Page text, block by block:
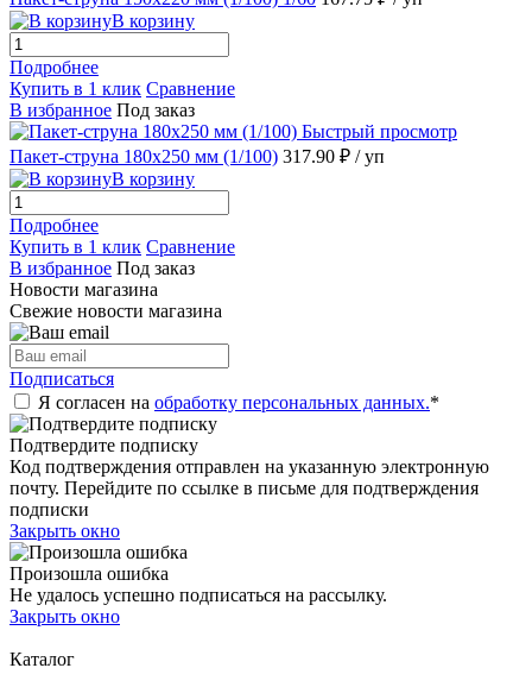
В корзину
Подробнее
Купить в 1 клик Сравнение
В избранное Под заказ
Быстрый просмотр
Пакет-струна 180х250 мм (1/100) 317.90 ₽ / уп
В корзину
Подробнее
Купить в 1 клик Сравнение
В избранное Под заказ
Новости магазина
Свежие новости магазина
Подписаться
Я согласен на обработку персональных данных.*
Подтвердите подписку
Код подтверждения отправлен на указанную электронную
почту. Перейдите по ссылке в письме для подтверждения
подписки
Закрыть окно
Произошла ошибка
Не удалось успешно подписаться на рассылку.
Закрыть окно
Каталог